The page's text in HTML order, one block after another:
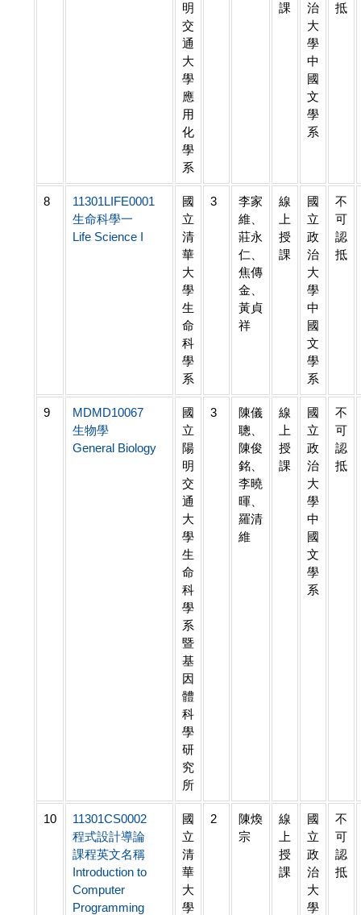
明
交
通
大
學
應
用
化
學
系
課
治
大
學
中
國
文
學
系
抵
8
11301LIFE0001
生命科學一
Life Science I
國
立
清
華
大
學
生
命
科
學
系
3
李家
維、
莊永
仁、
焦傳
金、
黃貞
祥
線
上
授
課
國
立
政
治
大
學
中
國
文
學
系
不
可
認
抵
9
MDMD10067
生物學
General Biology
國
立
陽
明
交
通
大
學
生
命
科
學
系
暨
基
因
體
科
學
研
究
所
3
陳儀
聰、
陳俊
銘、
李曉
暉、
羅清
維
線
上
授
課
國
立
政
治
大
學
中
國
文
學
系
不
可
認
抵
10
11301CS0002
程式設計導論
課程英文名稱
Introduction to
Computer
Programming
國
立
清
華
大
學
2
陳煥
宗
線
上
授
課
國
立
政
治
大
學
不
可
認
抵